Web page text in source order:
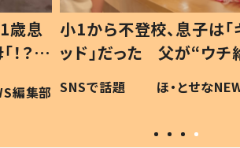
歳息
？」
編集部
小1から不登校、息子は「
ッド」だった 父が“ウチ
作り続ける理由とは #令
#令和の子
SNSで話題 ほ・とせな